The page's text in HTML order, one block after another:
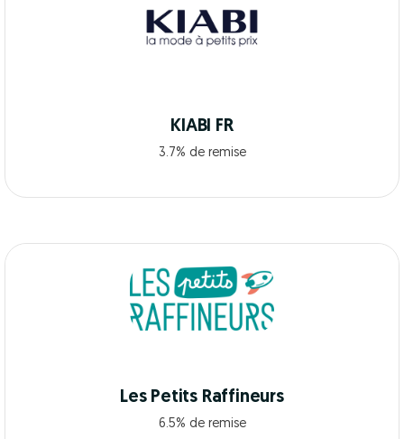
KIABI FR
3.7% de remise
Les Petits Raffineurs
6.5% de remise